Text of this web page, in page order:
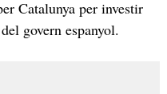
Catalunya per investir
govern espanyol.